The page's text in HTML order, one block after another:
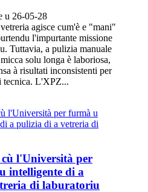
u 26-05-28
agisce cum'è e "mani"
l'impurtante missione
Tuttavia, a pulizia manuale
solu longa è laboriosa,
à risultati inconsistenti per
tecnica. L'XPZ...
cù l'Università per
intelligente di a
di laburatoriu